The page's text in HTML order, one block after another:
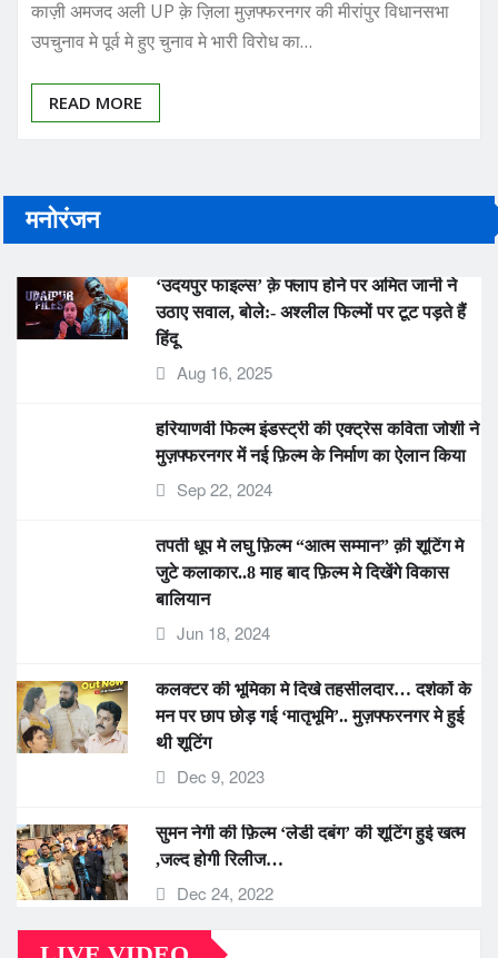
READ MORE
हिंदू
Aug 16, 2025
हरियाणवी फिल्म इंडस्ट्री की एक्ट्रेस कविता जोशी ने
Sep 22, 2024
तपती धूप मे लघु फ़िल्म “आत्म सम्मान” क़ी शूटिंग मे
बालियान
Jun 18, 2024
कलक्टर की भूमिका मे दिखे तहसीलदार… दर्शकों के
थी शूटिंग
Dec 9, 2023
सुमन नेगी की फ़िल्म ‘लेडी दबंग’ की शूटिंग हुई खत्म
Dec 24, 2022
LIVE VIDEO